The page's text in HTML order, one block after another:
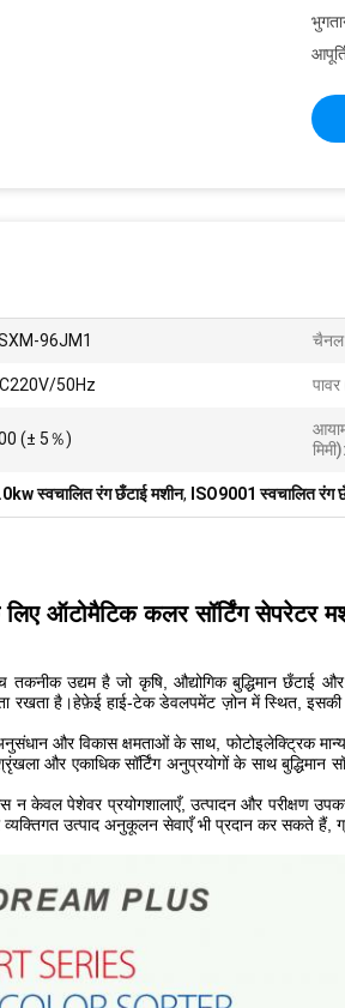
96JM1
50Hz
(± 5％)
मिमी):
स्वचालित रंग छँटाई मशीन, ISO9001 स्वचालित रंग
ऑटोमैटिक कलर सॉर्टिंग सेपरेटर
उद्यम है जो कृषि, औद्योगिक बुद्धिमान छँटाई
रखता है।हेफ़ेई हाई-टेक डेवलपमेंट ज़ोन में स्थित,
और विकास क्षमताओं के साथ, फोटोइलेक्ट्रिक
और एकाधिक सॉर्टिंग अनुप्रयोगों के साथ बुद्धिमान
न केवल पेशेवर प्रयोगशालाएँ, उत्पादन और परीक्षण
उत्पाद अनुकूलन सेवाएँ भी प्रदान कर सकते हैं,